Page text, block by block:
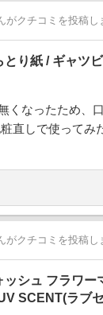
がクチコミを投稿し
り紙 / ギャツ
くなったため、
直しで使ってみ
がクチコミを投稿し
ッシュ フラワー
SCENT(ラブ